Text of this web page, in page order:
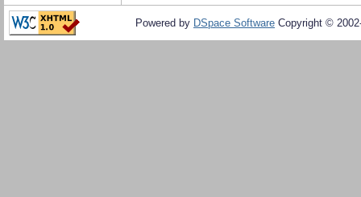
Powered by DSpace Software Copyright ©